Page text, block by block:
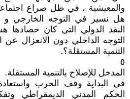
والمعيشية ، في ظل صراع
هل نسير في التوجه الخارجي
النقد الدولي التي كان
التوجه الداخلي دون الانعزال عن
التنمية المستقلة؟.
٥
المدخل للإصلاح بالتنمية المستقلة.
في البداية وقف الحرب
الحكم المدني الديمقراطي